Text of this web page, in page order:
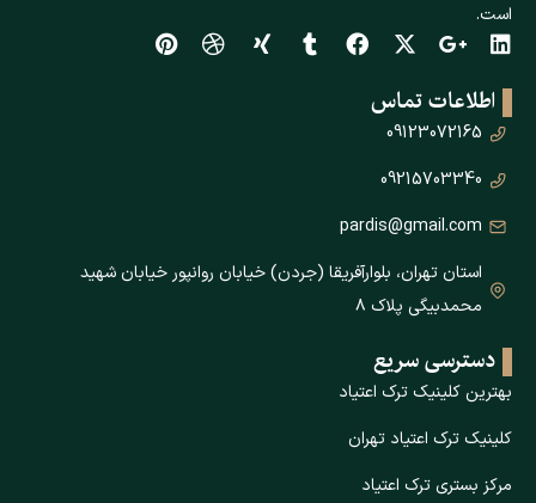
است.
اطلاعات تماس
09123072165
09215703340
pardis@gmail.com
استان تهران، بلوارآفریقا (جردن) خیابان روانپور خیابان شهید
محمدبیگی پلاک ۸
دسترسی سریع
بهترین کلینیک ترک اعتیاد
کلینیک ترک اعتیاد تهران
مرکز بستری ترک اعتیاد